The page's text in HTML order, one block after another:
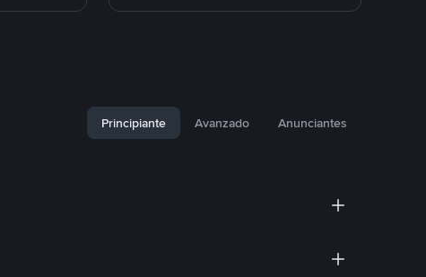
Principiante Avanzado Anunciantes